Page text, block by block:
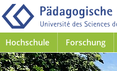
Hochschule Forschung